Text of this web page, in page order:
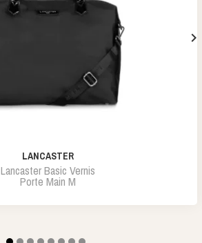
LANCASTER
Lancaster Basic Vernis
Porte Main M
